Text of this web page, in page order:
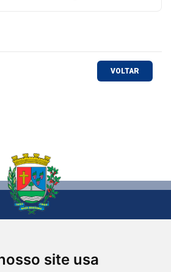
site usa
VOLTAR